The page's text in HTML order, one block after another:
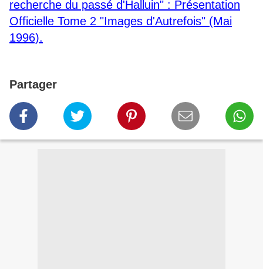
recherche du passé d'Halluin" : Présentation
Officielle Tome 2 "Images d'Autrefois" (Mai
1996).
Partager